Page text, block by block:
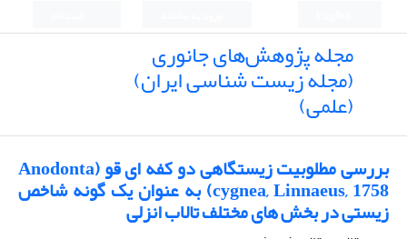
مجله پژوهش‌های جانوری
(مجله زیست شناسی ایران)
(علمی)
بررسی مطلوبیت زیستگاهی دو کفه ای قو (Anodonta
cygnea, Linnaeus, 1758) به عنوان یک گونه شاخص
زیستی در بخش های مختلف تالاب انزلی